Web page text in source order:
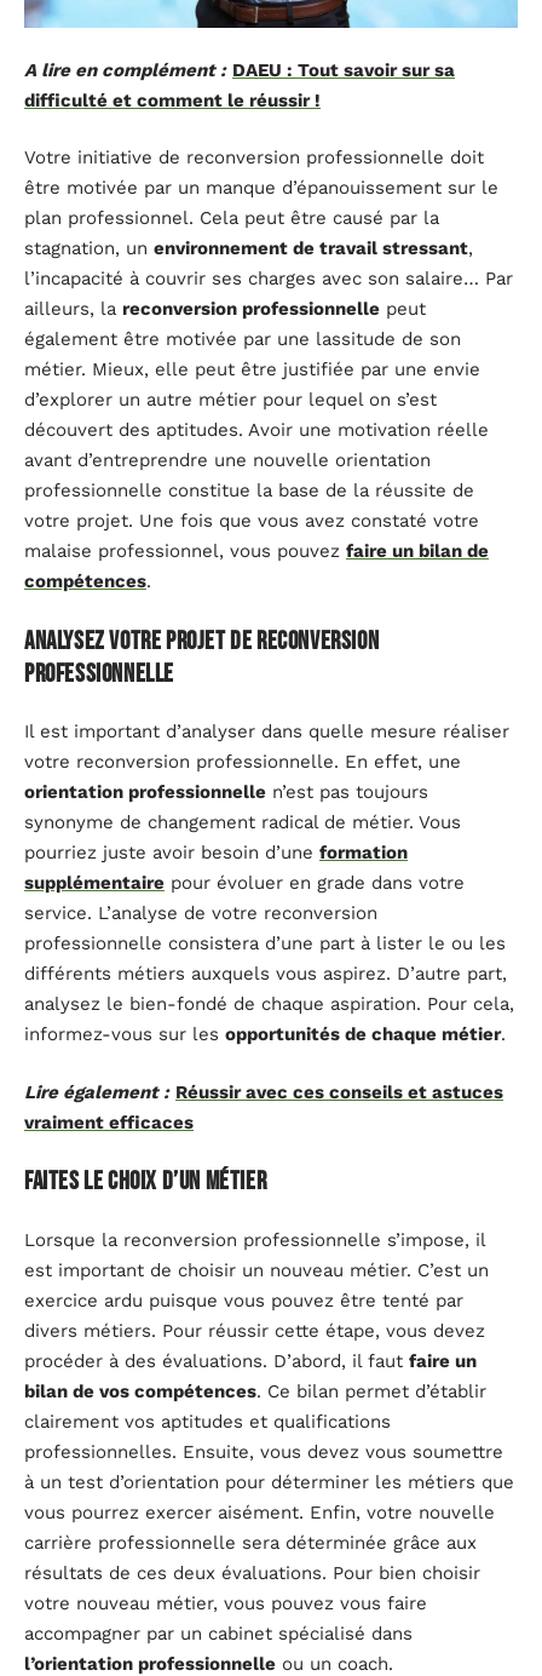
A lire en complément : DAEU : Tout savoir sur sa
difficulté et comment le réussir !
Votre initiative de reconversion professionnelle doit
être motivée par un manque d’épanouissement sur le
plan professionnel. Cela peut être causé par la
stagnation, un environnement de travail stressant,
l’incapacité à couvrir ses charges avec son salaire… Par
ailleurs, la reconversion professionnelle peut
également être motivée par une lassitude de son
métier. Mieux, elle peut être justifiée par une envie
d’explorer un autre métier pour lequel on s’est
découvert des aptitudes. Avoir une motivation réelle
avant d’entreprendre une nouvelle orientation
professionnelle constitue la base de la réussite de
votre projet. Une fois que vous avez constaté votre
malaise professionnel, vous pouvez faire un bilan de
compétences.
Analysez votre projet de reconversion
professionnelle
Il est important d’analyser dans quelle mesure réaliser
votre reconversion professionnelle. En effet, une
orientation professionnelle n’est pas toujours
synonyme de changement radical de métier. Vous
pourriez juste avoir besoin d’une formation
supplémentaire pour évoluer en grade dans votre
service. L’analyse de votre reconversion
professionnelle consistera d’une part à lister le ou les
différents métiers auxquels vous aspirez. D’autre part,
analysez le bien-fondé de chaque aspiration. Pour cela,
informez-vous sur les opportunités de chaque métier.
Lire également : Réussir avec ces conseils et astuces
vraiment efficaces
Faites le choix d’un métier
Lorsque la reconversion professionnelle s’impose, il
est important de choisir un nouveau métier. C’est un
exercice ardu puisque vous pouvez être tenté par
divers métiers. Pour réussir cette étape, vous devez
procéder à des évaluations. D’abord, il faut faire un
bilan de vos compétences. Ce bilan permet d’établir
clairement vos aptitudes et qualifications
professionnelles. Ensuite, vous devez vous soumettre
à un test d’orientation pour déterminer les métiers que
vous pourrez exercer aisément. Enfin, votre nouvelle
carrière professionnelle sera déterminée grâce aux
résultats de ces deux évaluations. Pour bien choisir
votre nouveau métier, vous pouvez vous faire
accompagner par un cabinet spécialisé dans
l’orientation professionnelle ou un coach.